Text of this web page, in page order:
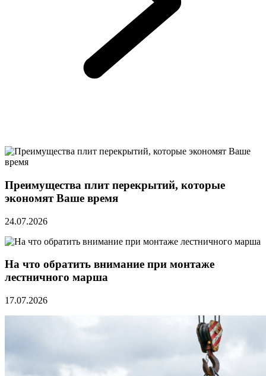
Преимущества плит перекрытий, которые
экономят Ваше время
24.07.2026
На что обратить внимание при монтаже
лестничного марша
17.07.2026